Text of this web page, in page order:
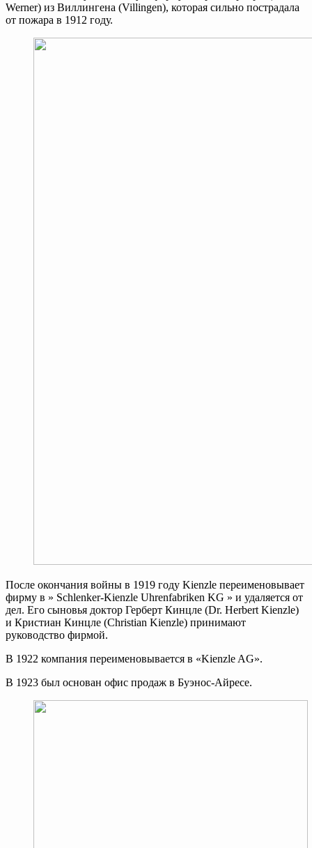
Werner) из Виллингена (Villingen), которая сильно пострадала
от пожара в 1912 году.
После окончания войны в 1919 году Kienzle переименовывает
фирму в » Schlenker-Kienzle Uhrenfabriken KG » и удаляется от
дел. Его сыновья доктор Герберт Кинцле (Dr. Herbert Kienzle)
и Кристиан Кинцле (Christian Kienzle) принимают
руководство фирмой.
В 1922 компания переименовывается в «Kienzle AG».
В 1923 был основан офис продаж в Буэнос-Айресе.